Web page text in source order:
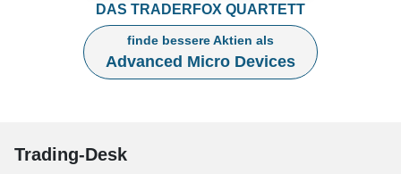
DAS TRADERFOX QUARTETT
finde bessere Aktien als
Advanced Micro Devices
Trading-Desk